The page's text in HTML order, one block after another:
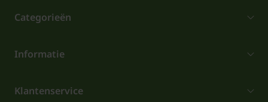
Categorieën
Informatie
Klantenservice